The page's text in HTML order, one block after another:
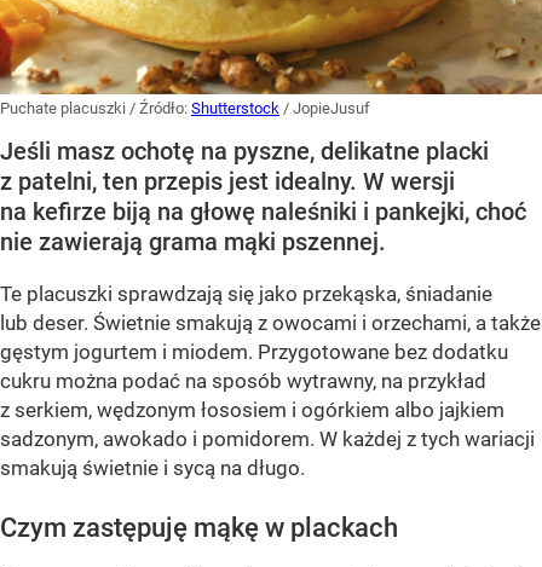
Puchate placuszki / Źródło: Shutterstock / JopieJusuf
Jeśli masz ochotę na pyszne, delikatne placki
z patelni, ten przepis jest idealny. W wersji
na kefirze biją na głowę naleśniki i pankejki, choć
nie zawierają grama mąki pszennej.
Te placuszki sprawdzają się jako przekąska, śniadanie
lub deser. Świetnie smakują z owocami i orzechami, a także
gęstym jogurtem i miodem. Przygotowane bez dodatku
cukru można podać na sposób wytrawny, na przykład
z serkiem, wędzonym łososiem i ogórkiem albo jajkiem
sadzonym, awokado i pomidorem. W każdej z tych wariacji
smakują świetnie i sycą na długo.
Czym zastępuję mąkę w plackach